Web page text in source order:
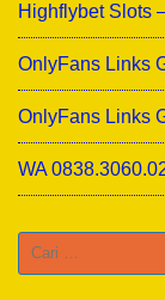
Highflybet Slots
OnlyFans Links
OnlyFans Links
WA
Cari
untuk: